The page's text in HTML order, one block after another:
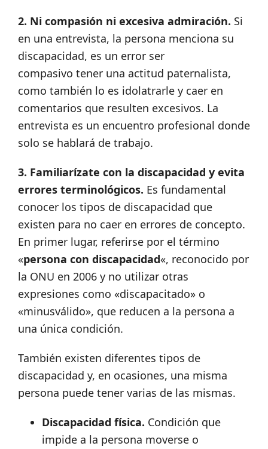
2. Ni compasión ni excesiva admiración. Si
en una entrevista, la persona menciona su
discapacidad, es un error ser
compasivo tener una actitud paternalista,
como también lo es idolatrarle y caer en
comentarios que resulten excesivos. La
entrevista es un encuentro profesional donde
solo se hablará de trabajo.
3. Familiarízate con la discapacidad y evita
errores terminológicos. Es fundamental
conocer los tipos de discapacidad que
existen para no caer en errores de concepto.
En primer lugar, referirse por el término
«persona con discapacidad«, reconocido por
la ONU en 2006 y no utilizar otras
expresiones como «discapacitado» o
«minusválido», que reducen a la persona a
una única condición.
También existen diferentes tipos de
discapacidad y, en ocasiones, una misma
persona puede tener varias de las mismas.
Discapacidad física. Condición que
impide a la persona moverse o